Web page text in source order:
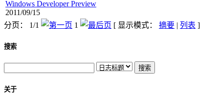
Windows Developer Preview
2011/09/15
分页： 1/1
1 [ 显示模式： 摘要 | 列表 ]
搜索
关于